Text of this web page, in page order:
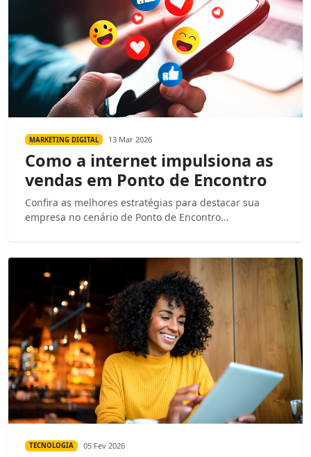
MARKETING DIGITAL 13 Mar 2026
Como a internet impulsiona as
vendas em Ponto de Encontro
Confira as melhores estratégias para destacar sua
empresa no cenário de Ponto de Encontro...
TECNOLOGIA 05 Fev 2026